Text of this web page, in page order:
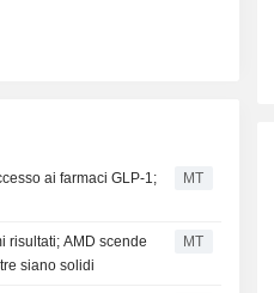
ai farmaci GLP-1;
MT
risultati; AMD scende
siano solidi
MT